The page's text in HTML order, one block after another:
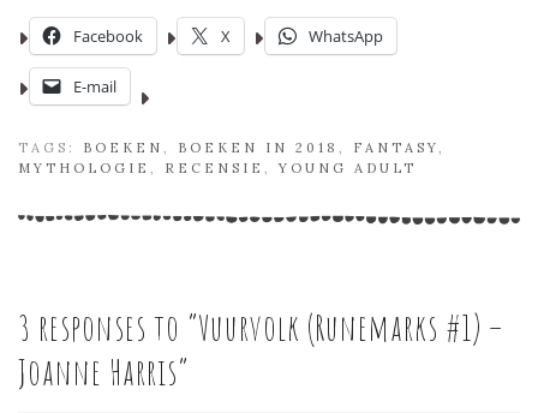
Facebook X WhatsApp
E-mail
TAGS: BOEKEN BOEKEN IN 2018 FANTASY
MYTHOLOGIE
RECENSIE ,YOUNG ADULT
3 responses to “Vuurvolk (Runemarks #1) –
Joanne Harris”